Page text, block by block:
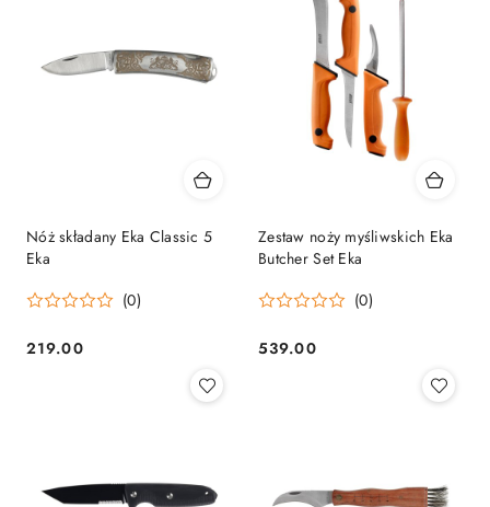
Nóż składany Eka Classic 5
Eka
(0)
Cena:
219.00
Zestaw noży myśliwskich Eka
Butcher Set Eka
(0)
Cena:
539.00